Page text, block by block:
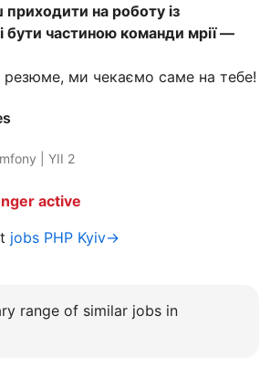
на роботу із
бути частиною команди мрії —
ми чекаємо саме на тебе!
| YII 2
active
jobs PHP Kyiv→
range of similar jobs in